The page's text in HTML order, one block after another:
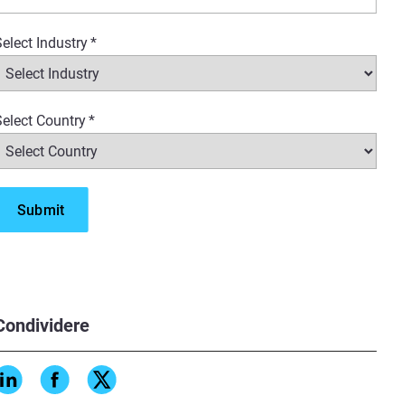
Industry*
Country*